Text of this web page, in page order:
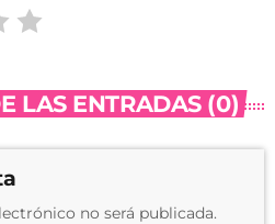
LAS ENTRADAS (0)
no será publicada.